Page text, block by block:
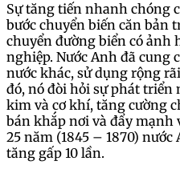
Sự tăng tiến nhanh chóng
bước chuyển biến căn bản
chuyển đường biển có ảnh
nghiệp. Nước Anh đã cung
nước khác, sử dụng rộng
đó, nó đòi hỏi sự phát
kim và cơ khí, tăng cường
bán khắp nơi và đẩy mạnh
25 năm (1845 – 1870)
tăng gấp 10 lần.